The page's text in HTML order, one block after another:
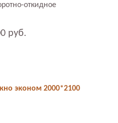
откидное
руб.
эконом 2000*2100